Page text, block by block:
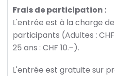
Frais de participation :
L'entrée est à la charge
participants (Adultes :
25 ans : CHF 10.–).
L'entrée est gratuite sur